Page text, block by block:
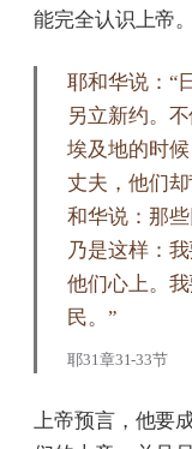
能完全认识上帝。
耶和华说：“
另立新约。
埃及地的时
丈夫，他们
和华说：那
乃是这样：
他们心上。
民。”
耶31章31-33节
上帝预言，他要